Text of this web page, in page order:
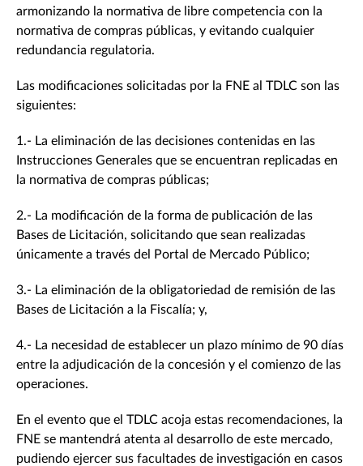
armonizando la normativa de libre competencia con la
normativa de compras públicas, y evitando cualquier
redundancia regulatoria.
Las modificaciones solicitadas por la FNE al TDLC son las
siguientes:
1.- La eliminación de las decisiones contenidas en las
Instrucciones Generales que se encuentran replicadas en
la normativa de compras públicas;
2.- La modificación de la forma de publicación de las
Bases de Licitación, solicitando que sean realizadas
únicamente a través del Portal de Mercado Público;
3.- La eliminación de la obligatoriedad de remisión de las
Bases de Licitación a la Fiscalía; y,
4.- La necesidad de establecer un plazo mínimo de 90 días
entre la adjudicación de la concesión y el comienzo de las
operaciones.
En el evento que el TDLC acoja estas recomendaciones, la
FNE se mantendrá atenta al desarrollo de este mercado,
pudiendo ejercer sus facultades de investigación en casos